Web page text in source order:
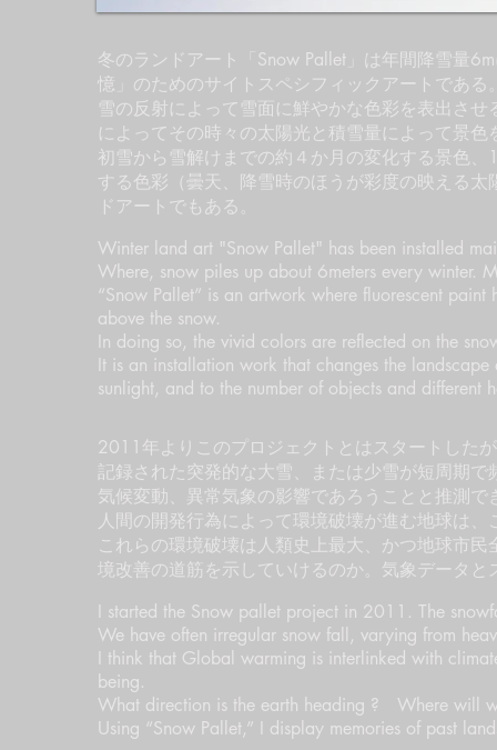
冬のランドアート「Snow Pallet」は年間降雪量
憶」のためのサイトスペシフィックアートであ
雪の反射によって雪面に鮮やかな色彩を表出さ
によってその時々の太陽光と積雪量によって景
初雪から雪解けまでの約４か月の変化する景色
する色彩（曇天、降雪時のほうが彩度の映える
ドアートでもある。
Winter land art "Snow Pallet" has been installed
Where, snow piles up about 6meters every winter.
“Snow Pallet” is an artwork where fluorescent
above the snow.
In doing so, the vivid colors are reflected on the
It is an installation work that changes the
sunlight, and to the number of objects and different
2011年よりこのプロジェクトとはスタートした
記録された突発的な大雪、または少雪が短周期
気候変動、異常気象の影響であろうことと推測で
人間の開発行為によって環境破壊が進む地球は
これらの環境破壊は人類史上最大、かつ地球市
境改善の道筋を示していけるのか。気象データ
I started the Snow pallet project in 2011. The
We have often irregular snow fall, varying from
I think that Global warming is interlinked with
being.
What direction is the earth heading ? Where will
Using “Snow Pallet,” I display memories of past